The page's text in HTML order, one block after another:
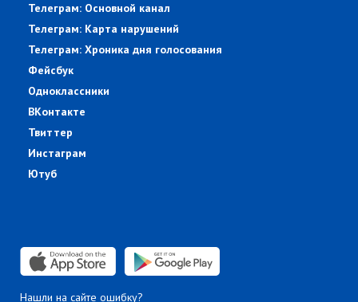
Телеграм: Основной канал
Телеграм: Карта нарушений
Телеграм: Хроника дня голосования
Фейсбук
Одноклассники
ВКонтакте
Твиттер
Инстаграм
Ютуб
Нашли на сайте ошибку?